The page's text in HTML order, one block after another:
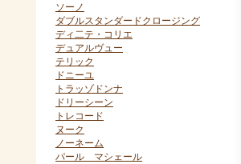
ソーノ
ダブルスタンダードクロージング
ディ二テ・コリエ
デュアルヴュー
テリック
ドニーユ
トラッゾドンナ
ドリーシーン
トレコード
ヌーク
ノーネーム
パール マシェール